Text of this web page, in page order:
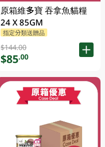
原箱維多寶 吞拿魚貓糧
24 X 85GM
指定分類送贈品
$144.00
$85.00